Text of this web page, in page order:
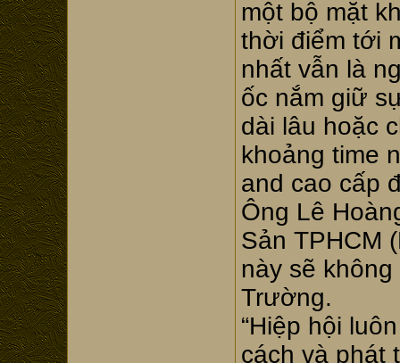
một bộ mặt
thời điểm tới
nhất vẫn là
ốc nắm giữ
dài lâu hoặc
khoảng time
and cao cấp
Ông Lê
Sản TPHCM
này sẽ
Trường.
“Hiệp hội
cách và phát